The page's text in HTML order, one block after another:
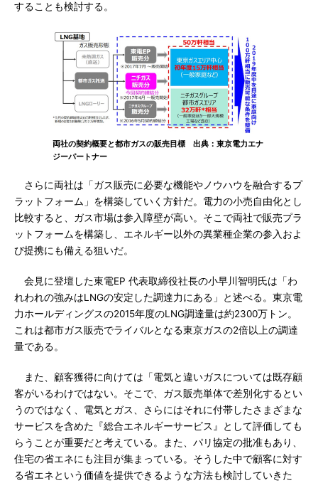
することも検討する。
両社の契約概要と都市ガスの販売目標 出典：東京電力エナ
ジーパートナー
さらに両社は「ガス販売に必要な機能やノウハウを融合するプ
ラットフォーム」を構築していく方針だ。電力の小売自由化とし
比較すると、ガス市場は参入障壁が高い。そこで両社で販売プラ
ットフォームを構築し、エネルギー以外の異業種企業の参入およ
び提携にも備える狙いだ。
会見に登壇した東電EP 代表取締役社長の小早川智明氏は「わ
れわれの強みはLNGの安定した調達力にある」と述べる。東京電
力ホールディングスの2015年度のLNG調達量は約2300万トン。
これは都市ガス販売でライバルとなる東京ガスの2倍以上の調達
量である。
また、顧客獲得に向けては「電気と違いガスについては既存顧
客がいるわけではない。そこで、ガス販売単体で差別化するとい
うのではなく、電気とガス、さらにはそれに付帯したさまざまな
サービスを含めた『総合エネルギーサービス』として評価しても
らうことが重要だと考えている。また、パリ協定の批准もあり、
住宅の省エネにも注目が集まっている。そうした中で顧客に対す
る省エネという価値を提供できるような方法も検討していきた